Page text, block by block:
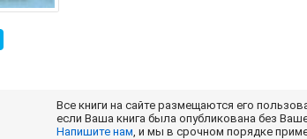
Все книги на сайте размещаются его
если Ваша книга была опубликована без
Напишите нам , и мы в срочном порядке